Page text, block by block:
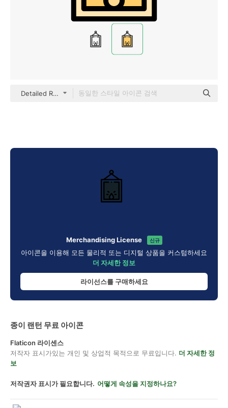
Detailed Rounded Lineal color
Merchandising License 신규
아이콘을 이용해 모든 물리적 또는 디지털 상품을 커스텀하세요
더 자세한 정보
라이선스를 구매하세요
종이 랜턴 무료 아이콘
Flaticon 라이센스
저작자 표시가있는 개인 및 상업적 목적으로 무료입니다. 더 자세한 정
보
저작권자 표시가 필요합니다. 어떻게 속성을 지정하나요?